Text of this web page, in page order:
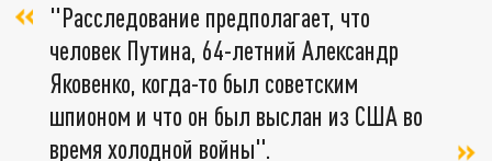
"Расследование предполагает, что
человек Путина, 64-летний Александр
Яковенко, когда-то был советским
шпионом и что он был выслан из США во
время холодной войны".